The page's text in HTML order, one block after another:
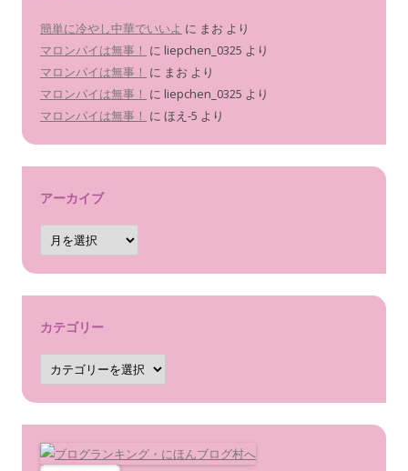
簡単に冷やし中華でいいよ に まお より
マロンパイは無事！ に liepchen_0325 より
マロンパイは無事！ に まお より
マロンパイは無事！ に liepchen_0325 より
マロンパイは無事！ に ほえ-5 より
アーカイブ
ア
ー
カ
カテゴリー
カ
テ
ゴ